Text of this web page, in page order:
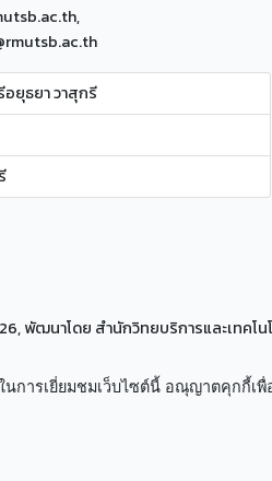
ยุธยา วาสุกรี
พัฒนาโดย สำนักวิทยบริการและเทคโ
นการเยี่ยมชมเว็บไซต์นี้ อณุญาตคุกกี้เ